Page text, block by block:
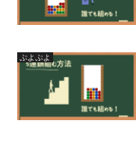
ぷよぷよ